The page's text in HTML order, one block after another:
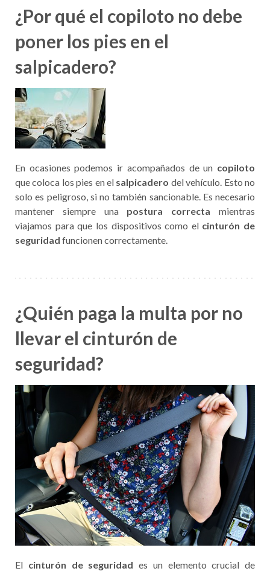
¿Por qué el copiloto no debe
poner los pies en el
salpicadero?
En ocasiones podemos ir acompañados de un copiloto
que coloca los pies en el salpicadero del vehículo. Esto no
solo es peligroso, si no también sancionable. Es necesario
mantener siempre una postura correcta mientras
viajamos para que los dispositivos como el cinturón de
seguridad funcionen correctamente.
¿Quién paga la multa por no
llevar el cinturón de
seguridad?
El cinturón de seguridad es un elemento crucial de